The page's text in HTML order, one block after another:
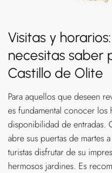
Visitas y
necesitas saber
Castillo de Olite
Para aquellos que deseen
es fundamental conocer los
disponibilidad de entradas.
abre sus puertas de martes
turistas disfrutar de su
hermosos jardines. Es